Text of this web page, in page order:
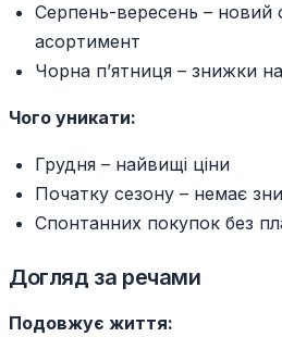
Серпень-вересень – новий
асортимент
Чорна п’ятниця – знижки
Чого уникати:
Грудня – найвищі ціни
Початку сезону – немає
Спонтанних покупок без
Догляд за речами
Подовжує життя: